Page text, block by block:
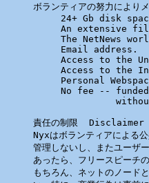
ボランティアの努力により
24+ Gb disk
An extensive
The NetNews
     Email address.
Access to the
Access to the
Personal
No fee --
責任の制限  Disclaimer
Nyxはボランティアによる
管理しないし、またユーザ
あったら、フリースピー
もちろん、ネットのノード